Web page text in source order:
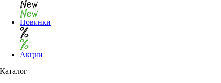
Новинки
Акции
Каталог